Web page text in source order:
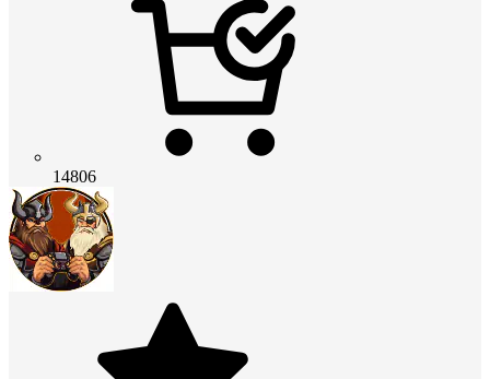
14806